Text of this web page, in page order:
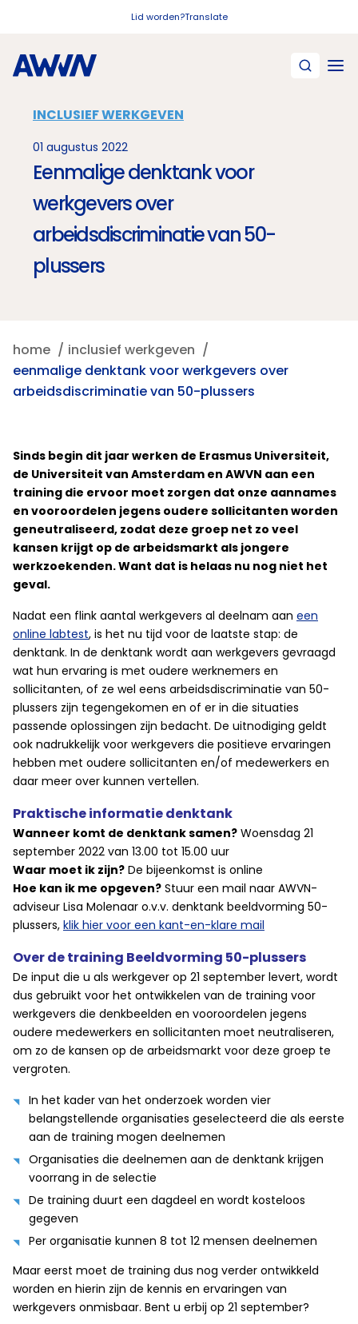
Lid worden?Translate
INCLUSIEF WERKGEVEN
01 augustus 2022
Eenmalige denktank voor
werkgevers over
arbeidsdiscriminatie van 50-
plussers
home
inclusief werkgeven
eenmalige denktank voor werkgevers over
arbeidsdiscriminatie van 50-plussers
Sinds begin dit jaar werken de Erasmus Universiteit,
de Universiteit van Amsterdam en AWVN aan een
training die ervoor moet zorgen dat onze aannames
en vooroordelen jegens oudere sollicitanten worden
geneutraliseerd, zodat deze groep net zo veel
kansen krijgt op de arbeidsmarkt als jongere
werkzoekenden. Want dat is helaas nu nog niet het
geval.
Nadat een flink aantal werkgevers al deelnam aan een
online labtest, is het nu tijd voor de laatste stap: de
denktank. In de denktank wordt aan werkgevers gevraagd
wat hun ervaring is met oudere werknemers en
sollicitanten, of ze wel eens arbeidsdiscriminatie van 50-
plussers zijn tegengekomen en of er in die situaties
passende oplossingen zijn bedacht. De uitnodiging geldt
ook nadrukkelijk voor werkgevers die positieve ervaringen
hebben met oudere sollicitanten en/of medewerkers en
daar meer over kunnen vertellen.
Praktische informatie denktank
Wanneer komt de denktank samen? Woensdag 21
september 2022 van 13.00 tot 15.00 uur
Waar moet ik zijn? De bijeenkomst is online
Hoe kan ik me opgeven? Stuur een mail naar AWVN-
adviseur Lisa Molenaar o.v.v. denktank beeldvorming 50-
plussers, klik hier voor een kant-en-klare mail
Over de training Beeldvorming 50-plussers
De input die u als werkgever op 21 september levert, wordt
dus gebruikt voor het ontwikkelen van de training voor
werkgevers die denkbeelden en vooroordelen jegens
oudere medewerkers en sollicitanten moet neutraliseren,
om zo de kansen op de arbeidsmarkt voor deze groep te
vergroten.
In het kader van het onderzoek worden vier
belangstellende organisaties geselecteerd die als eerste
aan de training mogen deelnemen
Organisaties die deelnemen aan de denktank krijgen
voorrang in de selectie
De training duurt een dagdeel en wordt kosteloos
gegeven
Per organisatie kunnen 8 tot 12 mensen deelnemen
Maar eerst moet de training dus nog verder ontwikkeld
worden en hierin zijn de kennis en ervaringen van
werkgevers onmisbaar. Bent u erbij op 21 september?